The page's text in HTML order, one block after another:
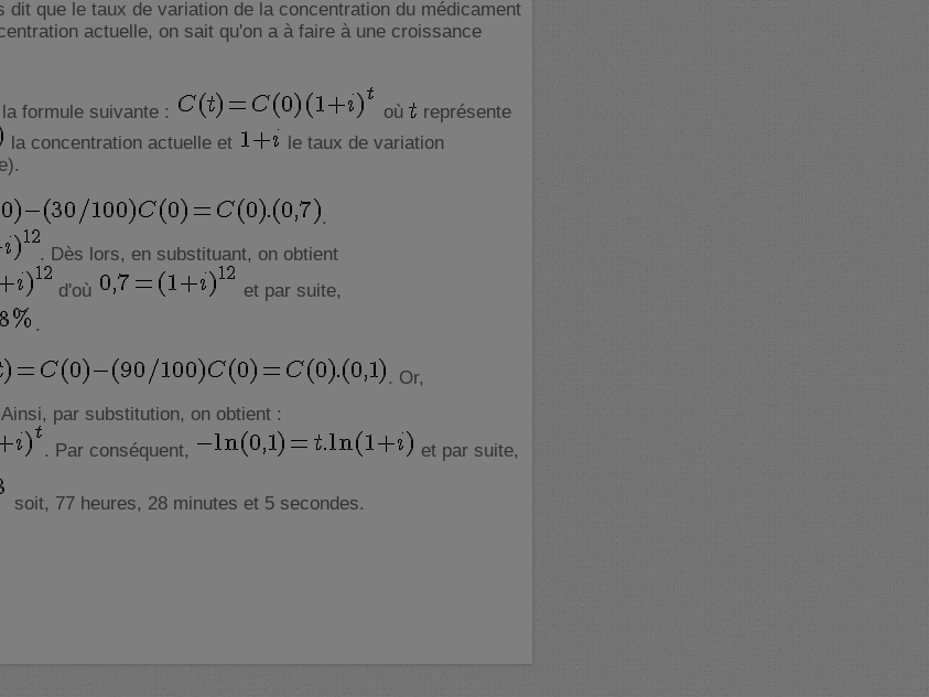
dit que le taux de variation de la concentration du médicament
actuelle, on sait qu'on a à faire à une croissance
formule suivante : où
représente
la concentration actuelle et
le taux de variation
.
. Dès lors, en substituant, on obtient
d'où
et par suite,
.
. Or,
par substitution, on obtient :
. Par conséquent,
et par suite,
soit, 77 heures, 28 minutes et 5 secondes.